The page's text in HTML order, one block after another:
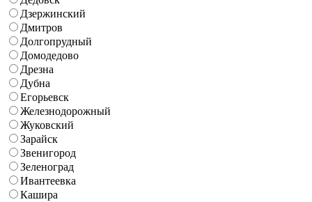
Дзержинский
Дмитров
Долгопрудный
Домодедово
Дрезна
Дубна
Егорьевск
Железнодорожный
Жуковский
Зарайск
Звенигород
Зеленоград
Ивантеевка
Кашира